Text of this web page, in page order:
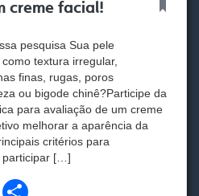
creme facial!
pesquisa Sua pele
textura irregular,
finas, rugas, poros
ou bigode chinê?Participe da
para avaliação de um creme
melhorar a aparência da
critérios para
participar […]